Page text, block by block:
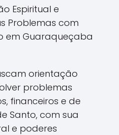
Espiritual e
Problemas com
em Guaraqueçaba
orientação
problemas
financeiros e de
Santo, com sua
e poderes